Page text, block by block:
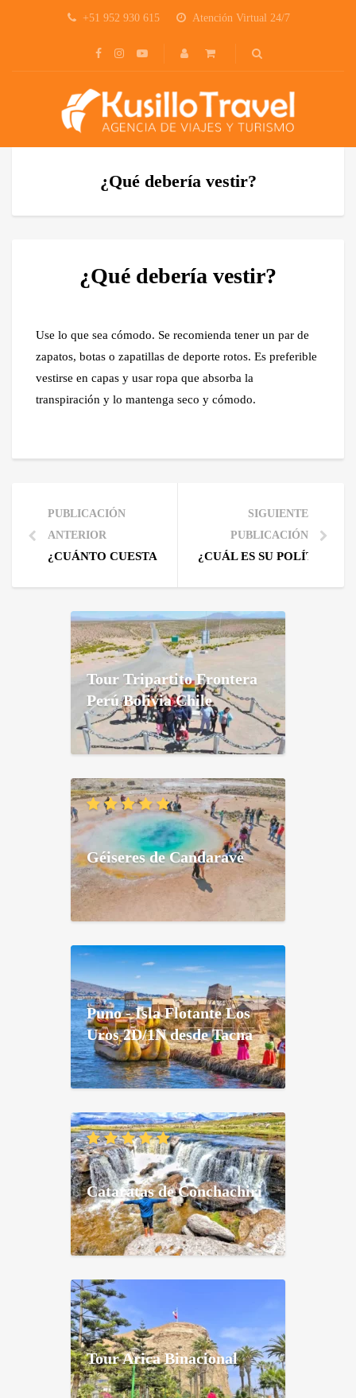
+51 952 930 615 Atención Virtual 24/7
¿Qué debería vestir?
¿Qué debería vestir?
Use lo que sea cómodo. Se recomienda tener un par de
zapatos, botas o zapatillas de deporte rotos. Es preferible
vestirse en capas y usar ropa que absorba la
transpiración y lo mantenga seco y cómodo.
PUBLICACIÓN
ANTERIOR
¿CUÁNTO CUESTA HACER UN TOUR PRIVADO?
SIGUIENTE
PUBLICACIÓN
¿CUÁL ES SU POLÍTICA
Tour Tripartito Frontera
Perú Bolivia Chile
Géiseres de Candarave
Puno - Isla Flotante Los
Uros 2D/1N desde Tacna
Cataratas de Conchachiri
Tour Arica Binacional